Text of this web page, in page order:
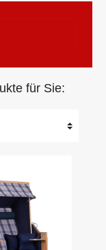
für Sie: